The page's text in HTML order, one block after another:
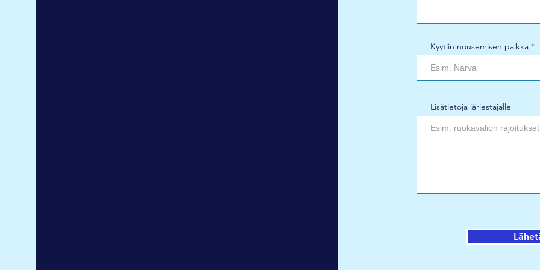
Kyytiin nousemisen paikka
Lisätietoja järjestäjälle